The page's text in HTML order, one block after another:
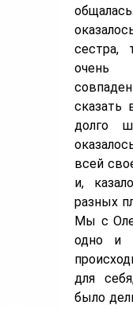
сестра,
очень
сказать
долго
всей
и,
разных
Мы с
одно и
для
было